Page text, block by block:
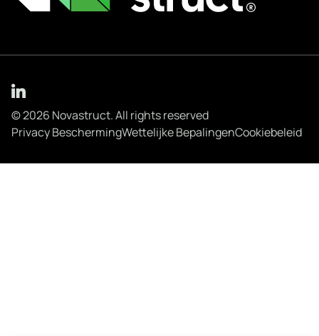
© 2026 Novastruct. All rights reserved
Privacy BeschermingWettelijke BepalingenCookiebeleid